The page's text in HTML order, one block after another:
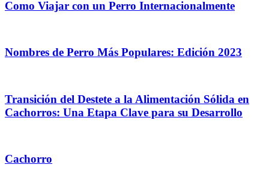
Como Viajar con un Perro Internacionalmente
Nombres de Perro Más Populares: Edición 2023
Transición del Destete a la Alimentación Sólida en
Cachorros: Una Etapa Clave para su Desarrollo
Cachorro